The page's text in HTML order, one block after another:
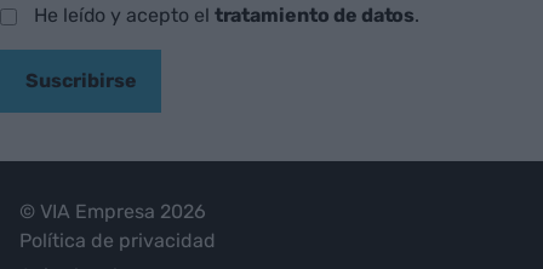
He leído y acepto el tratamiento de datos.
Suscribirse
© VIA Empresa 2026
Política de privacidad